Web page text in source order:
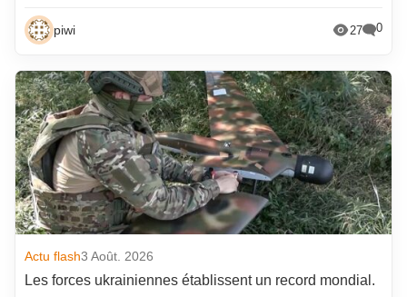
piwi 27 0
Actu flash3 Août. 2026
Les forces ukrainiennes établissent un record mondial.